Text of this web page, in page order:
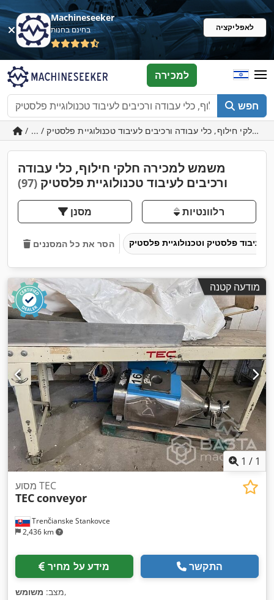
Machineseeker
בחינם בחנות לאפליקציה
חפש
למכירה
משמש למכירה חלקי חילוף, כלי עבודה
ורכיבים לעיבוד טכנולוגיית פלסטיק (97)
מסנן רלוונטיות
הסר את כל המסננים
מודעה קטנה
1 / 1
Trenčianske Stankovce
2,436 km
מסוע TEC
TECconveyor
מידע על מחיר התקשר
מצב: משומש ,